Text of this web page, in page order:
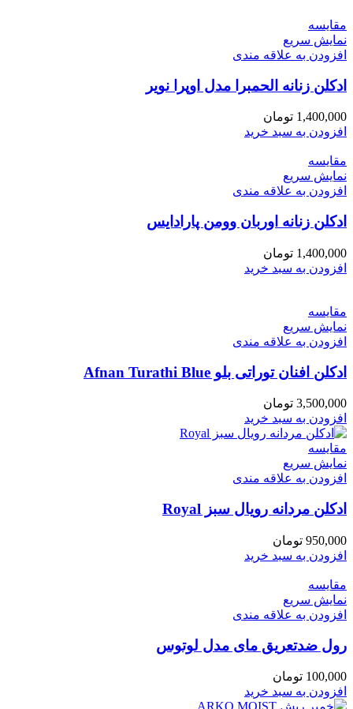
مقايسه
نمایش سریع
افزودن به علاقه مندی
ادکلن زنانه الحمبرا مدل اوپرا نویر
1,400,000 تومان
افزودن به سبد خرید
مقايسه
نمایش سریع
افزودن به علاقه مندی
ادکلن زنانه اوربان وومن پارادایس
1,400,000 تومان
افزودن به سبد خرید
مقايسه
نمایش سریع
افزودن به علاقه مندی
ادکلن افنان توراتی بلو Afnan Turathi Blue
3,500,000 تومان
افزودن به سبد خرید
مقايسه
نمایش سریع
افزودن به علاقه مندی
ادکلن مردانه رویال سبز Royal
950,000 تومان
افزودن به سبد خرید
مقايسه
نمایش سریع
افزودن به علاقه مندی
رول ضدتعریق مای مدل لوتوس
100,000 تومان
افزودن به سبد خرید